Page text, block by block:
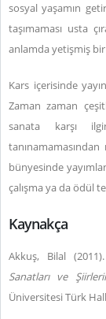
sosyal yaşamın
taşımaması usta
anlamda yetişmiş bir
Kars içerisinde
Zaman zaman
sanata karşı
bünyesinde
çalışma ya da ödül
Kaynakça
Akkuş, Bilal (2011).
Sanatları ve
Üniversitesi Türk